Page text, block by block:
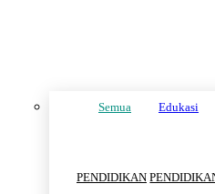
Semua Edukasi
PENDIDIKAN